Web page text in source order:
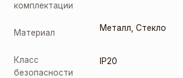
комплектации
Материал Металл ,Стекло
Класс
безопасности
IP20